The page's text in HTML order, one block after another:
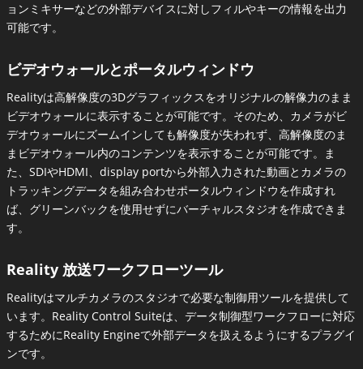
ョンミキサーなどの外部デバイスに対しフィルやキーの情報を出力
可能です。
ビデオウォールとポータルウィンドウ
Realityは高解像度の3Dグラフィックスをオリジナルの解像力のまま
ビデオウォールに表示することが可能です。そのため、カメラがビ
デオウォールにズームインしても解像度が失われず、高解像度のま
まビデオウォール内のコンテンツを表示することが可能です。ま
た、SDIやHDMI、display portから外部入力された動画とカメラの
トラッキングデータを組み合わせポータルウィンドウを作成すれ
ば、グリーンバックを使用せずにバーチャルスタジオを作成できま
す。
Reality 放送ワークフローツール
Realityはマルチカメラのスタジオで必要な制御用ツールを提供して
います。Reality Control Suiteは、データ制御型ワークフローに対応
するためにReality Engineで外部データを扱えるようにするプラグイ
ンです。